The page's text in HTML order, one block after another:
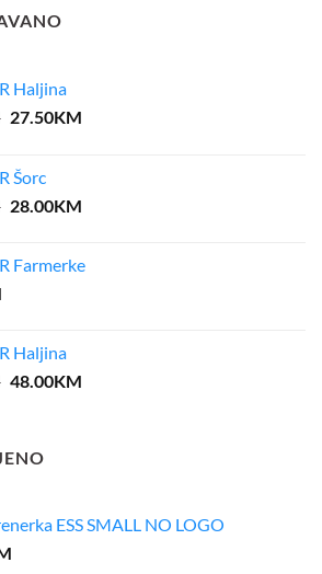
45.00KM.
Haljina
Original
55.00KM.
27.50KMCurrent
Šorc
Original
35.00KM.
28.00KMCurrent
28.00KM.
Farmerke
Haljina
Original
60.00KM.
48.00KMCurrent
ESS SMALL NO LOGO